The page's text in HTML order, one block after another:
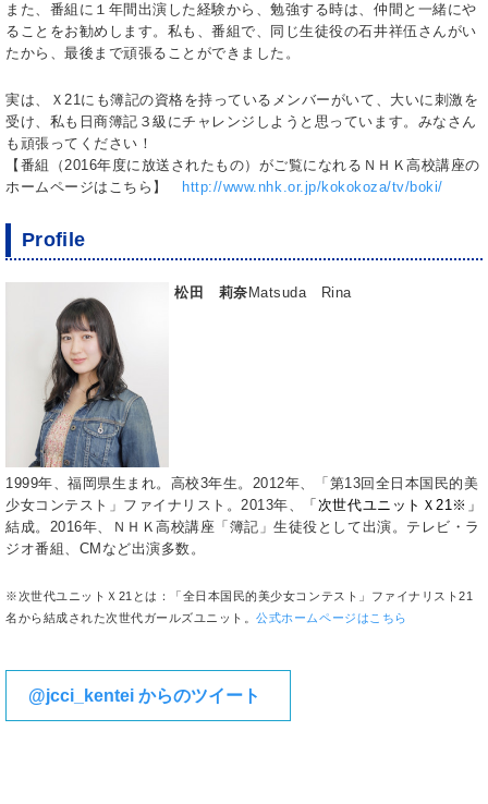
また、番組に１年間出演した経験から、勉強する時は、仲間と一緒にや
ることをお勧めします。私も、番組で、同じ生徒役の石井祥伍さんがい
たから、最後まで頑張ることができました。
実は、Ｘ21にも簿記の資格を持っているメンバーがいて、大いに刺激を
受け、私も日商簿記３級にチャレンジしようと思っています。みなさん
も頑張ってください！
【番組（2016年度に放送されたもの）がご覧になれるＮＨＫ高校講座の
ホームページはこちら】
http://www.nhk.or.jp/kokokoza/tv/boki/
Profile
松田 莉奈 Matsuda Rina
1999年、福岡県生まれ。高校3年生。2012年、「第13回全日本国民的美
少女コンテスト」ファイナリスト。2013年、
「次世代ユニットＸ21※」
結成。2016年、ＮＨＫ高校講座「簿記」生徒役として出演。テレビ・ラ
ジオ番組、CMなど出演多数。
※次世代ユニットＸ21とは：「全日本国民的美少女コンテスト」ファイナリスト21
名から結成された次世代ガールズユニット。公式ホームページはこちら
@jcci_kentei からのツイート